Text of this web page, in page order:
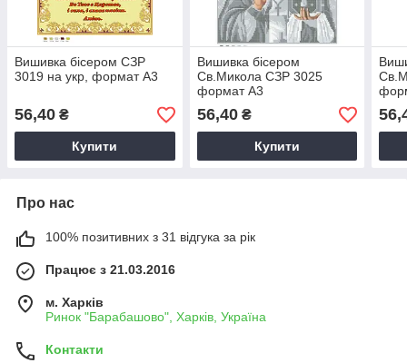
Вишивка бісером СЗР
3019 на укр, формат А3
56,40 ₴
Купити
Вишивка бісером
Св.Микола СЗР 3025
формат А3
56,40₴
Купити
Про нас
100% позитивних з 31 відгука за рік
Працює з 21.03.2016
м. Харків
Ринок "Барабашово", Харків, Україна
Контакти